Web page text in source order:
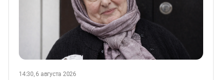
14:30, 6 августа 2026